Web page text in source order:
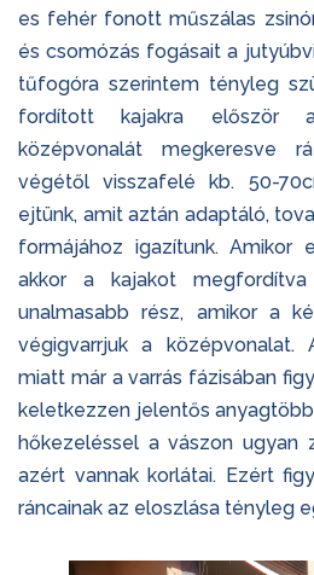
es fehér fonott műszálas
és csomózás fogásait a
tűfogóra szerintem tényleg
fordított kajakra először
középvonalát megkeresve
végétől visszafelé kb. 50-
ejtünk, amit aztán adaptáló,
formájához igazítunk. Amikor
akkor a kajakot
unalmasabb rész, amikor a
végigvarrjuk a középvonalat.
miatt már a varrás fázisában
keletkezzen jelentős
hőkezeléssel a vászon ugyan
azért vannak korlátai. Ezért
ráncainak az eloszlása tényleg